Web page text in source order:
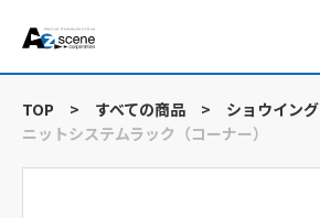
TOP > すべての商品 > ショウイング
ニットシステムラック（コーナー）